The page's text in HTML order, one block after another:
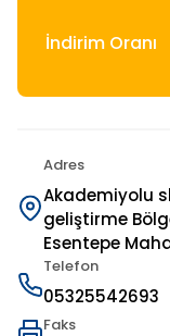
İndirim Oranı
Adres
Akademiyolu
geliştirme
Esentepe
Telefon
05325542693
Faks